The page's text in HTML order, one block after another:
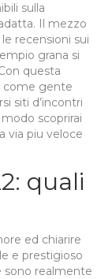
sulla
Il mezzo
recensioni sui
grana si
questa
come gente
siti d’incontri
scoprirai
via piu veloce
quali
ed chiarire
e prestigioso
sono realmente